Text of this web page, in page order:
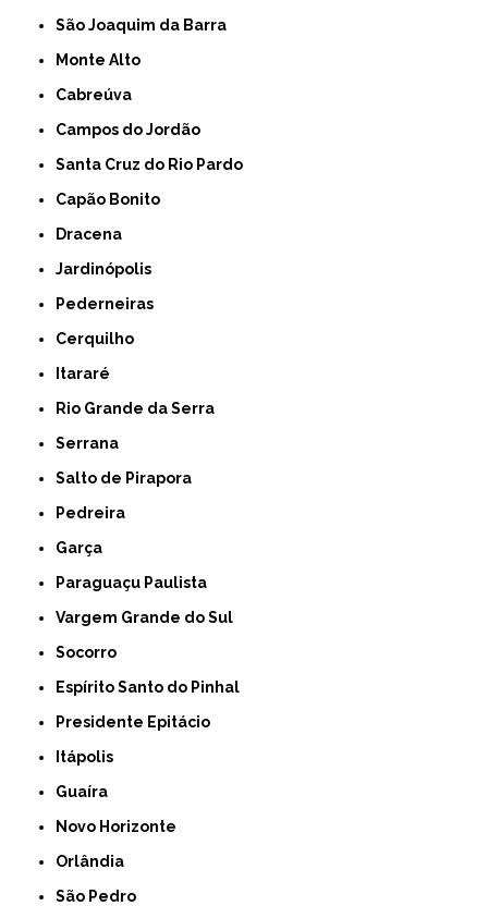
São Joaquim da Barra
Monte Alto
Cabreúva
Campos do Jordão
Santa Cruz do Rio Pardo
Capão Bonito
Dracena
Jardinópolis
Pederneiras
Cerquilho
Itararé
Rio Grande da Serra
Serrana
Salto de Pirapora
Pedreira
Garça
Paraguaçu Paulista
Vargem Grande do Sul
Socorro
Espírito Santo do Pinhal
Presidente Epitácio
Itápolis
Guaíra
Novo Horizonte
Orlândia
São Pedro